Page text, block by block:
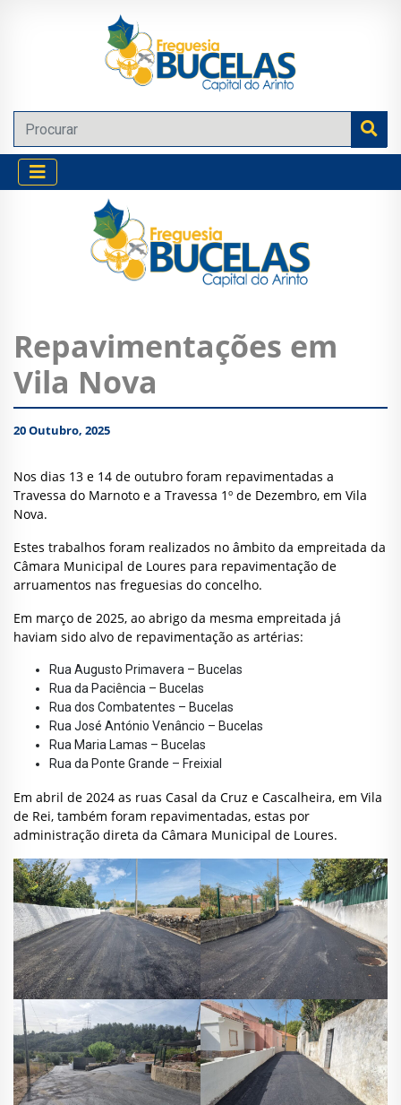
Repavimentações em
Vila Nova
20 Outubro, 2025
Nos dias 13 e 14 de outubro foram repavimentadas a
Travessa do Marnoto e a Travessa 1º de Dezembro, em Vila
Nova.
Estes trabalhos foram realizados no âmbito da empreitada da
Câmara Municipal de Loures para repavimentação de
arruamentos nas freguesias do concelho.
Em março de 2025, ao abrigo da mesma empreitada já
haviam sido alvo de repavimentação as artérias:
Rua Augusto Primavera – Bucelas
Rua da Paciência – Bucelas
Rua dos Combatentes – Bucelas
Rua José António Venâncio – Bucelas
Rua Maria Lamas – Bucelas
Rua da Ponte Grande – Freixial
Em abril de 2024 as ruas Casal da Cruz e Cascalheira, em Vila
de Rei, também foram repavimentadas, estas por
administração direta da Câmara Municipal de Loures.